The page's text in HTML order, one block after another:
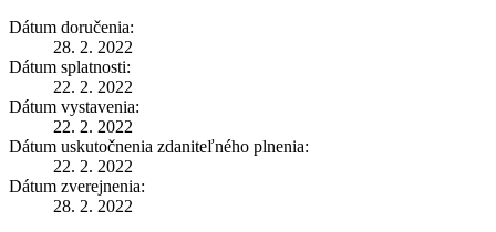
Dátum doručenia:
28. 2. 2022
Dátum splatnosti:
22. 2. 2022
Dátum vystavenia:
22. 2. 2022
Dátum uskutočnenia zdaniteľného plnenia:
22. 2. 2022
Dátum zverejnenia:
28. 2. 2022